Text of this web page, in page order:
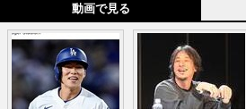
動画で見る